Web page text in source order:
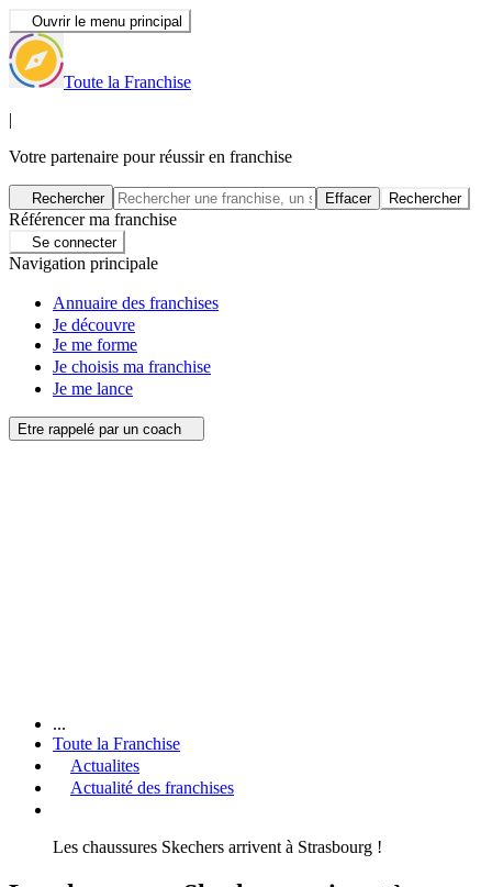
Ouvrir le menu principal
Toute la Franchise
|
Votre partenaire pour réussir en franchise
Rechercher Effacer Rechercher
Référencer ma franchise
Se connecter
Navigation principale
Annuaire des franchises
Je découvre
Je me forme
Je choisis ma franchise
Je me lance
Etre rappelé par un coach
...
Toute la Franchise
Actualites
Actualité des franchises
Les chaussures Skechers arrivent à Strasbourg !